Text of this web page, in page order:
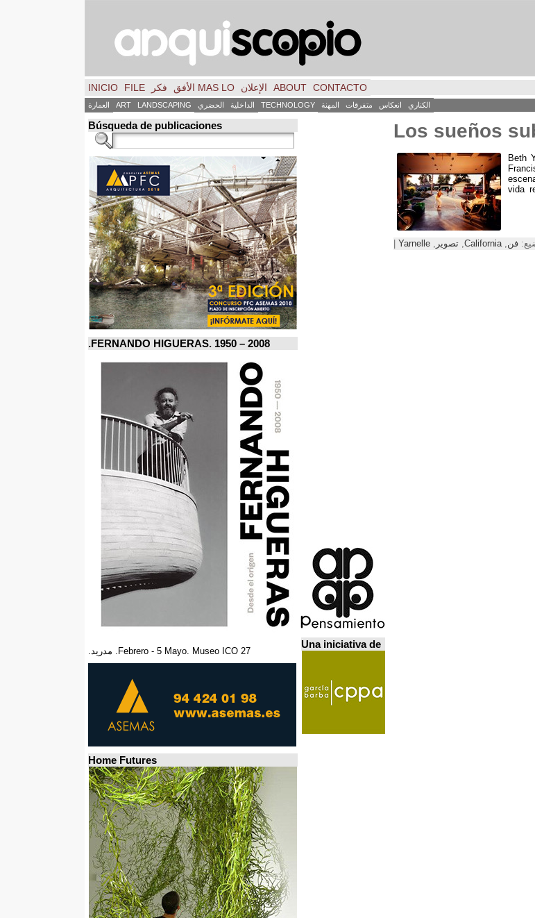
INICIO FILE فكر MAS LO الأفق الإعلان ABOUT CONTACTO
العمارة ART LANDSCAPING الحضري الداخلية TECHNOLOGY المهنة متفرقات انعكاس الكناري
Los sueños
Beth
vida
فن California تصوير Yarnelle
Una iniciativa de
Búsqueda de publicaciones
FERNANDO HIGUERAS. 1950 – 2008.
27 Febrero - 5 Mayo. Museo ICO. مدريد.
Home Futures